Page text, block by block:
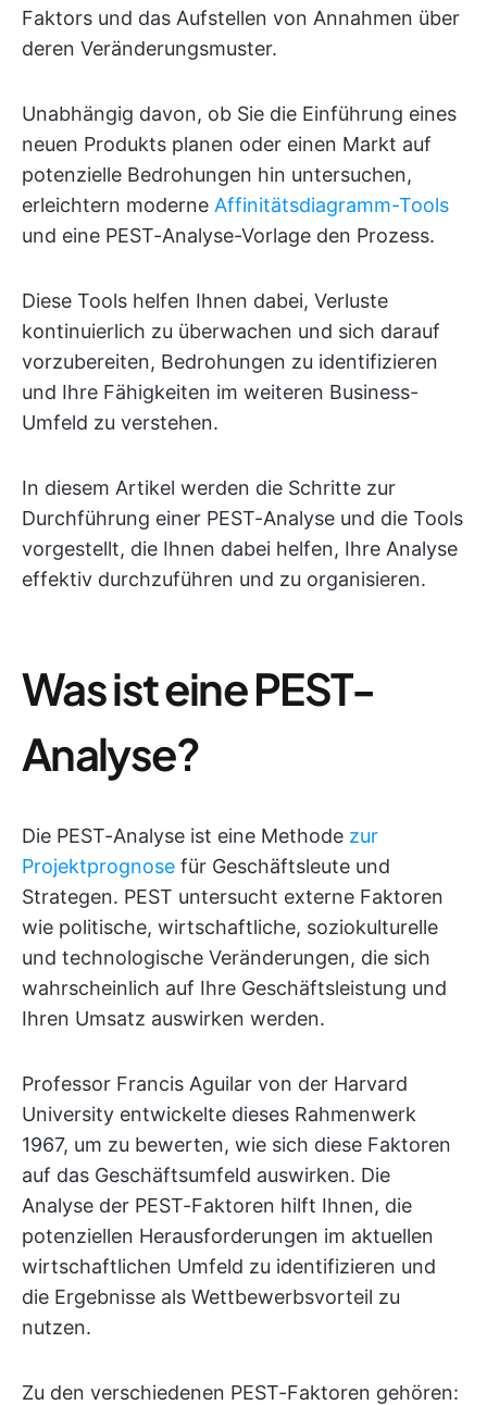
Faktors und das Aufstellen von Annahmen über
deren Veränderungsmuster.
Unabhängig davon, ob Sie die Einführung eines
neuen Produkts planen oder einen Markt auf
potenzielle Bedrohungen hin untersuchen,
erleichtern moderne Affinitätsdiagramm-Tools
und eine PEST-Analyse-Vorlage den Prozess.
Diese Tools helfen Ihnen dabei, Verluste
kontinuierlich zu überwachen und sich darauf
vorzubereiten, Bedrohungen zu identifizieren
und Ihre Fähigkeiten im weiteren Business-
Umfeld zu verstehen.
In diesem Artikel werden die Schritte zur
Durchführung einer PEST-Analyse und die Tools
vorgestellt, die Ihnen dabei helfen, Ihre Analyse
effektiv durchzuführen und zu organisieren.
Was ist eine PEST-
Analyse?
Die PEST-Analyse ist eine Methode zur
Projektprognose für Geschäftsleute und
Strategen. PEST untersucht externe Faktoren
wie politische, wirtschaftliche, soziokulturelle
und technologische Veränderungen, die sich
wahrscheinlich auf Ihre Geschäftsleistung und
Ihren Umsatz auswirken werden.
Professor Francis Aguilar von der Harvard
University entwickelte dieses Rahmenwerk
1967, um zu bewerten, wie sich diese Faktoren
auf das Geschäftsumfeld auswirken. Die
Analyse der PEST-Faktoren hilft Ihnen, die
potenziellen Herausforderungen im aktuellen
wirtschaftlichen Umfeld zu identifizieren und
die Ergebnisse als Wettbewerbsvorteil zu
nutzen.
Zu den verschiedenen PEST-Faktoren gehören: